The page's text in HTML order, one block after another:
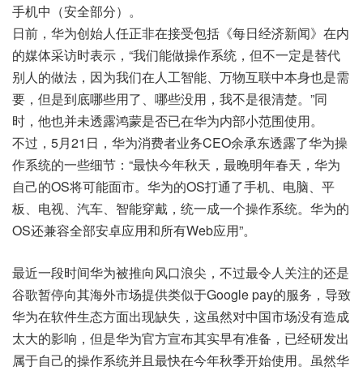
手机中（安全部分）。
日前，华为创始人任正非在接受包括《每日经济新闻》在内
的媒体采访时表示，“我们能做操作系统，但不一定是替代
别人的做法，因为我们在人工智能、万物互联中本身也是需
要，但是到底哪些用了、哪些没用，我不是很清楚。”同
时，他也并未透露鸿蒙是否已在华为内部小范围使用。
不过，5月21日，华为消费者业务CEO余承东透露了华为操
作系统的一些细节：“最快今年秋天，最晚明年春天，华为
自己的OS将可能面市。华为的OS打通了手机、电脑、平
板、电视、汽车、智能穿戴，统一成一个操作系统。华为的
OS还兼容全部安卓应用和所有Web应用”。
最近一段时间华为被推向风口浪尖，不过最令人关注的还是
谷歌暂停向其海外市场提供类似于Google pay的服务，导致
华为在软件生态方面出现缺失，这虽然对中国市场没有造成
太大的影响，但是华为官方宣布其实早有准备，已经研发出
属于自己的操作系统并且最快在今年秋季开始使用。虽然华